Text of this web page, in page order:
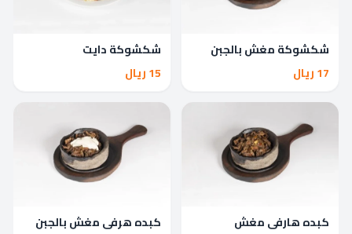
شكشوكة مغش بالجبن
17 ريال
شكشوكة دايت
15 ريال
كبده هارفي مغش
كبده هرفي مغش بالجبن